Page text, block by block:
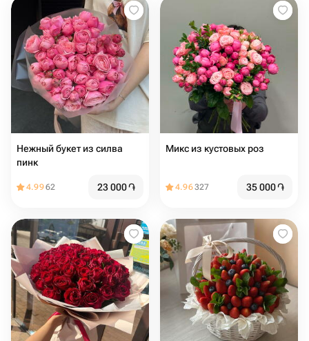
Нежный букет из силва
пинк
4.9962 23 000֏
Микс из кустовых роз
4.96327 35 000֏